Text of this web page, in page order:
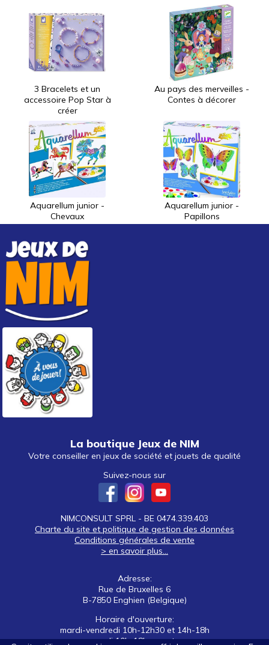
3 Bracelets et un
accessoire Pop Star à
créer
Au pays des merveilles -
Contes à décorer
Aquarellum junior -
Chevaux
Aquarellum junior -
Papillons
La boutique Jeux de NIM
Votre conseiller en jeux de société et jouets de qualité
Suivez-nous sur
NIMCONSULT SPRL - BE 0474.339.403
Charte du site et politique de gestion des données
Conditions générales de vente
> en savoir plus...
Adresse:
Rue de Bruxelles 6
B-7850 Enghien (Belgique)
Horaire d'ouverture:
mardi-vendredi 10h-12h30 et 14h-18h
samedi 10h-18h non stop